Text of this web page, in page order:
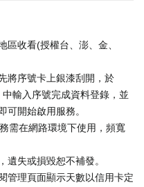
區收看(授權台、澎、金、
將序號卡上銀漆刮開，於
中輸入序號完成資料登錄，並
可開始啟用服務。
需在網路環境下使用，頻寬
遺失或損毀恕不補發。
管理頁面顯示天數以信用卡定